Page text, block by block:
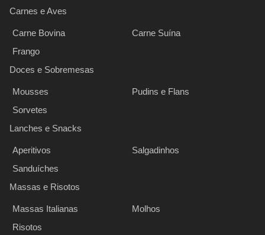
Carnes e Aves
Carne Bovina
Carne Suína
Frango
Doces e Sobremesas
Mousses
Pudins e Flans
Sorvetes
Lanches e Snacks
Aperitivos
Salgadinhos
Sanduíches
Massas e Risotos
Massas Italianas
Molhos
Risotos